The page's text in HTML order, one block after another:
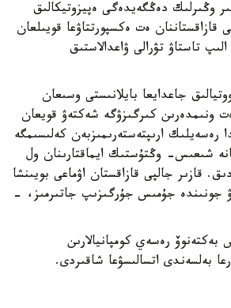
وڭىرلىك دەڭگەيدەگى ەپيزوتيكالىق
قازاقستاننان ەت ەكسپورتتاۋعا قويىلعان
تاستاۋ تۋرالى ۋاعدالاستىق
جاعدايعا بايلانىستى وسىعان
ونىمدەرىن كىرگىزۋگە شەكتەۋ قويعان
رەسەيلىك ارىپتەستەرىمىزبەن كەلىسىمگە
شىعىس- وڭتۇستىك ايماقتارىنان ول
قازىر جالپى قازاقستان اۋماعى بويىنشا
جونىندە جۇمىس جۇرگىزىپ جاتىرمىز، -
رەسەي كومپانيالارىن
بەلسەندى اتسالىسۋعا شاقىردى.